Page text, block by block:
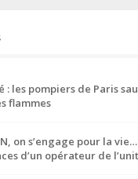
: les pompiers de Paris
flammes
on s’engage pour la
d’un opérateur de